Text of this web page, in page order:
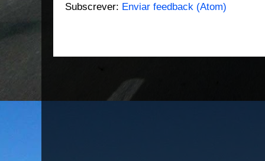
Subscrever: Enviar feedback (Atom)